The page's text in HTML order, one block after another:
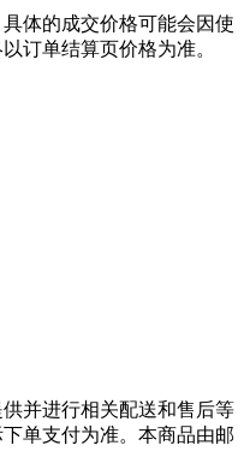
体的成交价格可能会因使
订单结算页价格为准。
并进行相关配送和售后等
单支付为准。本商品由邮